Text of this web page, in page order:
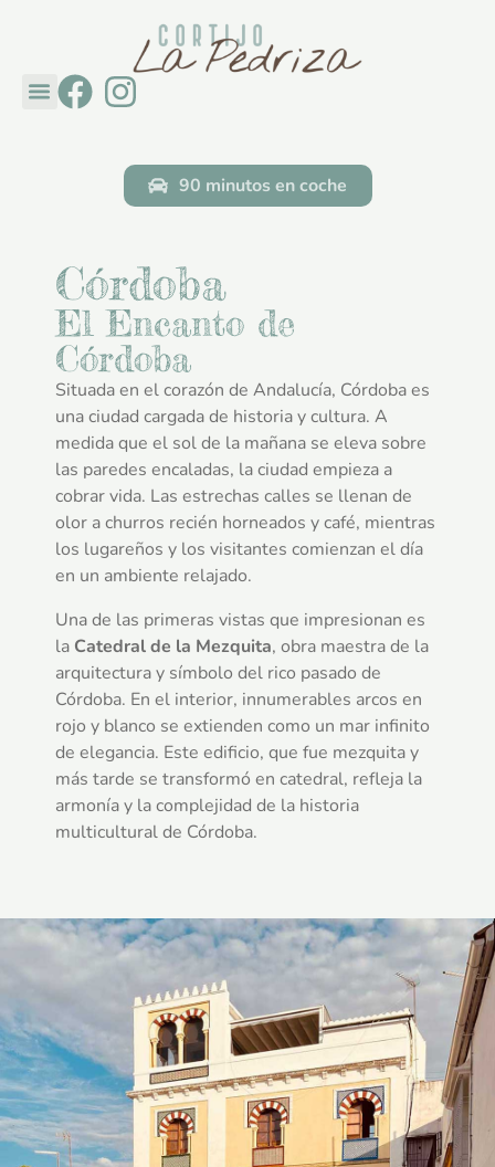
90 minutos en coche
Córdoba
El Encanto de
Córdoba
Situada en el corazón de Andalucía, Córdoba es
una ciudad cargada de historia y cultura. A
medida que el sol de la mañana se eleva sobre
las paredes encaladas, la ciudad empieza a
cobrar vida. Las estrechas calles se llenan de
olor a churros recién horneados y café, mientras
los lugareños y los visitantes comienzan el día
en un ambiente relajado.
Una de las primeras vistas que impresionan es
la Catedral de la Mezquita, obra maestra de la
arquitectura y símbolo del rico pasado de
Córdoba. En el interior, innumerables arcos en
rojo y blanco se extienden como un mar infinito
de elegancia. Este edificio, que fue mezquita y
más tarde se transformó en catedral, refleja la
armonía y la complejidad de la historia
multicultural de Córdoba.